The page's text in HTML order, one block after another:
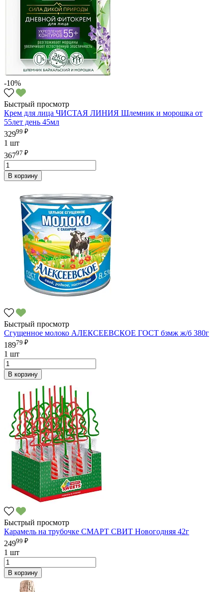
-10%
Быстрый просмотр
Крем для лица ЧИСТАЯ ЛИНИЯ Шлемник и морошка от
55лет день 45мл
32999 ₽
1 шт
36797 ₽
В корзину
Быстрый просмотр
Сгущенное молоко АЛЕКСЕЕВСКОЕ ГОСТ бзмж ж/б 380г
18979 ₽
1 шт
В корзину
Быстрый просмотр
Карамель на трубочке СМАРТ СВИТ Новогодняя 42г
24999 ₽
1 шт
В корзину